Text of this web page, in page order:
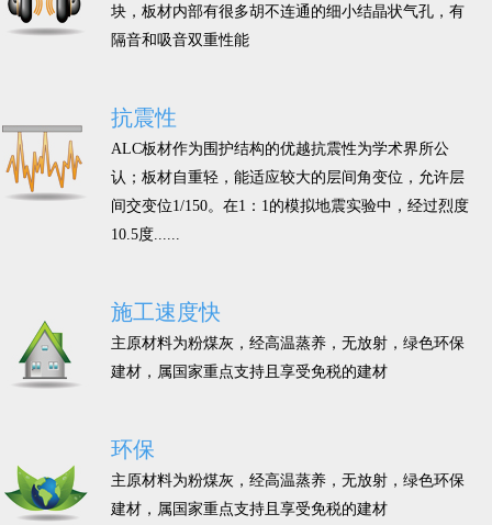
块，板材内部有很多胡不连通的细小结晶状气孔，有
隔音和吸音双重性能
抗震性
ALC板材作为围护结构的优越抗震性为学术界所公
认；板材自重轻，能适应较大的层间角变位，允许层
间交变位1/150。在1：1的模拟地震实验中，经过烈度
10.5度......
施工速度快
主原材料为粉煤灰，经高温蒸养，无放射，绿色环保
建材，属国家重点支持且享受免税的建材
环保
主原材料为粉煤灰，经高温蒸养，无放射，绿色环保
建材，属国家重点支持且享受免税的建材